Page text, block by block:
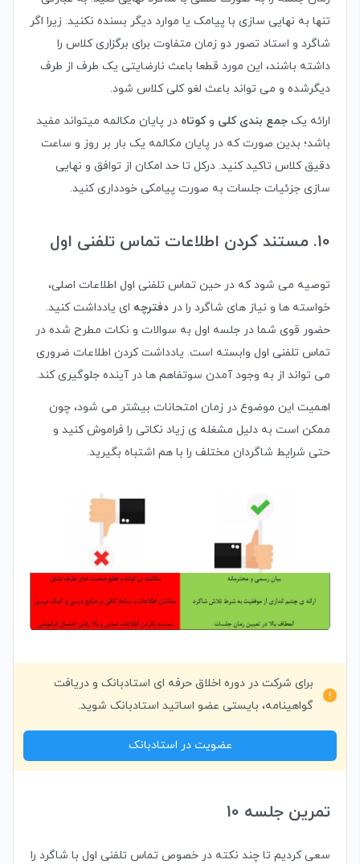
تنها به نهایی سازی با پیامک یا موارد دیگر بسنده نکنید. زیرا اگر
شاگرد و استاد تصور دو زمان متفاوت برای برگزاری کلاس را
داشته باشند، این مورد قطعا باعث نارضایتی یک طرف از طرف
دیگرشده و می تواند باعث لغو کلی کلاس شود.
ارائه یک جمع بندی کلی وکوتاه در پایان مکالمه میتواند مفید
باشد؛ بدین صورت که در پایان مکالمه یک بار بر روز و ساعت
دقیق کلاس تاکید کنید. درکل تا حد امکان از توافق و نهایی
سازی جزئیات جلسات به صورت پیامکی خودداری کنید.
10. مستند کردن اطلاعات تماس تلفنی اول
توصیه می شود که در حین تماس تلفنی اول اطلاعات اصلی،
خواسته ها و نیاز های شاگرد را در دفترچه ای یادداشت کنید.
حضور قوی شما در جلسه اول به سوالات و نکات مطرح شده در
تماس تلفنی اول وابسته است. یادداشت کردن اطلاعات ضروری
می تواند از به وجود آمدن سوتفاهم ها در آینده جلوگیری کند.
اهمیت این موضوع در زمان امتحانات بیشتر می شود، چون
ممکن است به دلیل مشغله ی زیاد نکاتی را فراموش کنید و
حتی شرایط شاگردان مختلف را با هم اشتباه بگیرید.
برای شرکت در دوره اخلاق حرفه ای استادبانک و دریافت
گواهینامه، بایستی عضو اساتید استادبانک شوید.
عضویت در استادبانک
تمرین جلسه 10
سعی کردیم تا چند نکته در خصوص تماس تلفنی اول با شاگرد را